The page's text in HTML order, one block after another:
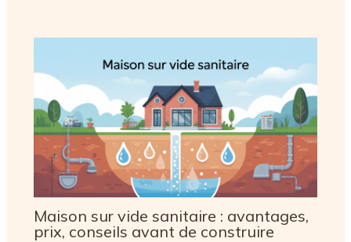
Maison sur vide sanitaire : avantages,
prix, conseils avant de construire